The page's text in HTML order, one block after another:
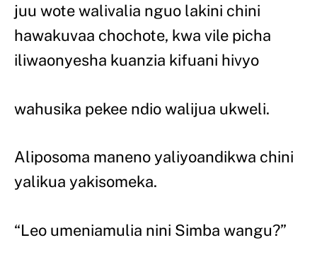
juu wote walivalia nguo lakini chini
hawakuvaa chochote, kwa vile picha
iliwaonyesha kuanzia kifuani hivyo
wahusika pekee ndio walijua ukweli.
Aliposoma maneno yaliyoandikwa chini
yalikua yakisomeka.
“Leo umeniamulia nini Simba wangu?”